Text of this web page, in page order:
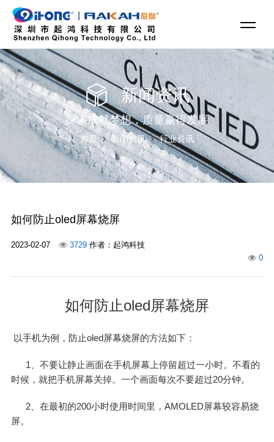
新闻资讯
探索成就梦想，质量赢得发展
首页 新闻资讯 行业资讯
如何防止oled屏幕烧屏
2023-02-07 3729作者：起鸿科技
0
如何防止oled屏幕烧屏
以手机为例，防止oled屏幕烧屏的方法如下：
1、不要让静止画面在手机屏幕上停留超过一小时。不看的
时候，就把手机屏幕关掉。一个画面每次不要超过20分钟。
2、在最初的200小时使用时间里，AMOLED屏幕较容易烧
屏。